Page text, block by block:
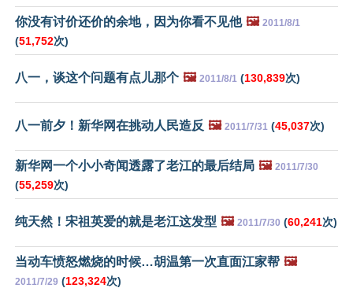
你没有讨价还价的余地，因为你看不见他 🖼️ 2011/8/1
(51,752次)
八一，谈这个问题有点儿那个 🖼️ 2011/8/1 (130,839次)
八一前夕！新华网在挑动人民造反 🖼️ 2011/7/31 (45,037次)
新华网一个小小奇闻透露了老江的最后结局 🖼️ 2011/7/30
(55,259次)
纯天然！宋祖英爱的就是老江这发型 🖼️ 2011/7/30 (60,241次)
当动车愤怒燃烧的时候…胡温第一次直面江家帮 🖼️
2011/7/29 (123,324次)